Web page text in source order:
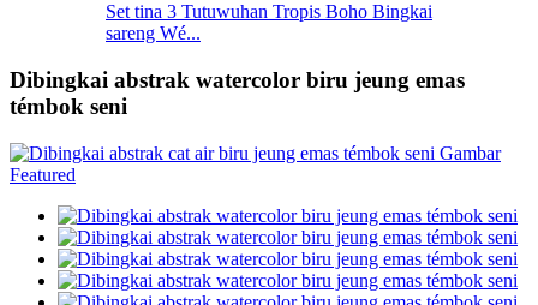
Set tina 3 Tutuwuhan Tropis Boho Bingkai
sareng Wé...
Dibingkai abstrak watercolor biru jeung emas
témbok seni